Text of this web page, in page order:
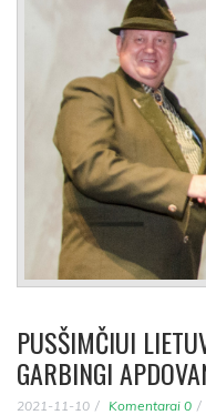
PUSŠIMČIUI
GARBINGI
2021-11-10 Komentarai 0